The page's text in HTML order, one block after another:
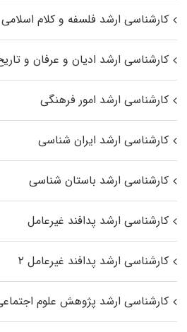
کارشناسی ارشد فلسفه و کلام اسلامی
کارشناسی ارشد ادیان و عرفان و
کارشناسی ارشد امور فرهنگی
کارشناسی ارشد ایران شناسی
کارشناسی ارشد باستان شناسی
کارشناسی ارشد پدافند غیرعامل
کارشناسی ارشد پدافند غیرعامل ۲
کارشناسی ارشد پژوهش علوم